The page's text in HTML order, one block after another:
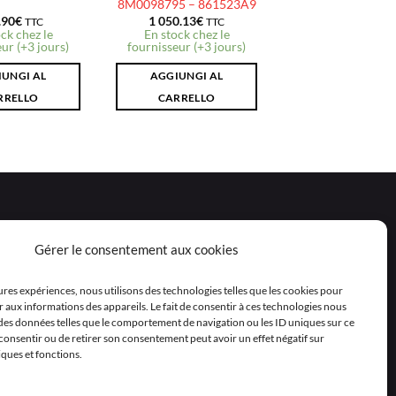
Gérer le consentement aux cookies
expériences, nous utilisons des technologies telles que les cookies pour
aux informations des appareils. Le fait de consentir à ces technologies nous
données telles que le comportement de navigation ou les ID uniques sur ce
consentir ou de retirer son consentement peut avoir un effet négatif sur
et fonctions.
€ TTC
chez le
(+3 jours)
AL
8M0098795 – 861523A9
1 050.13€ TTC
En stock chez le
fournisseur (+3 jours)
AGGIUNGI AL
CARRELLO